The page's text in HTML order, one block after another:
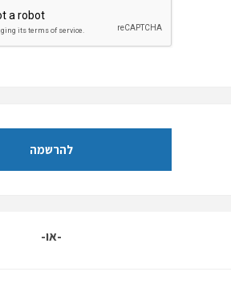
להרשמה
-או-